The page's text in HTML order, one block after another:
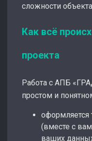
сложности
Как всё
проекта
Работа с АПБ
простом и
оформляется
(вместе с
ваших